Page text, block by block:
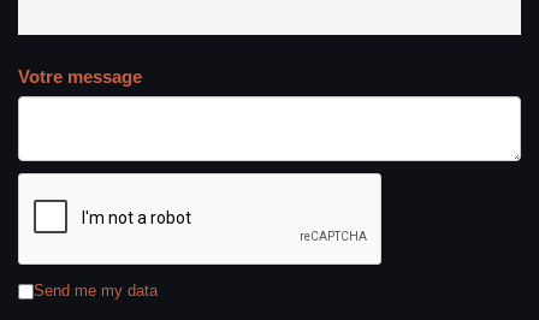
Votre message
Send me my data